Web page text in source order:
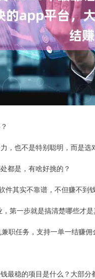
，也不是特别聪明，而是选
都是，有啥好挑的？
件其实不靠谱，不但赚不到
第一步就是搞清楚哪些才
职任务，支持一单一结赚佣
最稳的项目是什么？大部分
14110.12 -34.08 -